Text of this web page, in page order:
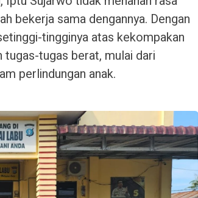
bekerja sama dengannya. Dengan
tingginya atas kekompakan
tugas berat, mulai dari
perlindungan anak.